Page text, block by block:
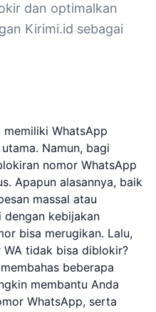
dan optimalkan
Kirimi.id sebagai
WhatsApp
Namun, bagi
nomor WhatsApp
Apapun alasannya, baik
massal atau
dengan kebijakan
bisa merugikan. Lalu,
tidak bisa diblokir?
beberapa
membantu Anda
WhatsApp, serta